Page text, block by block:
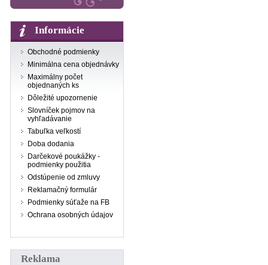
Informácie
Obchodné podmienky
Minimálna cena objednávky
Maximálny počet
objednaných ks
Dôležité upozornenie
Slovníček pojmov na
vyhľadávanie
Tabuľka veľkostí
Doba dodania
Darčekové poukážky -
podmienky použitia
Odstúpenie od zmluvy
Reklamačný formulár
Podmienky súťaže na FB
Ochrana osobných údajov
Reklama